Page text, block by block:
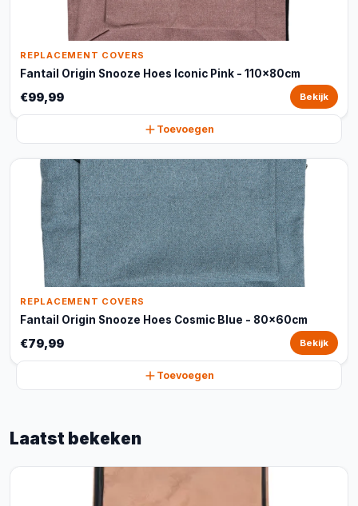
REPLACEMENT COVERS
Fantail Origin Snooze Hoes Iconic Pink - 110x80cm
€99,99 Bekijk
Toevoegen
REPLACEMENT COVERS
Fantail Origin Snooze Hoes Cosmic Blue - 80x60cm
€79,99 Bekijk
Toevoegen
Laatst bekeken